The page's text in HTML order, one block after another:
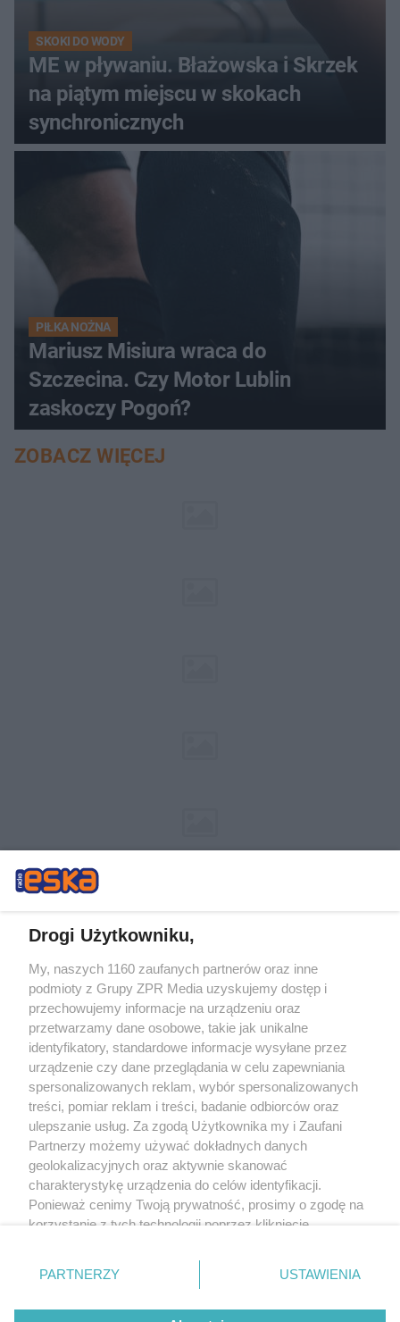
SKOKI DO WODY
ME w pływaniu. Błażowska i Skrzek
na piątym miejscu w skokach
synchronicznych
PIŁKA NOŻNA
Mariusz Misiura wraca do
Szczecina. Czy Motor Lublin
zaskoczy Pogoń?
ZOBACZ WIĘCEJ
Żaden utwór zamieszczony w serwisie nie może być powielany i
rozpowszechniany lub dalej rozpowszechniany w jakikolwiek sposób (w
tym także elektroniczny lub mechaniczny) na jakimkolwiek polu
eksploatacji w jakiejkolwiek formie, włącznie z umieszczaniem w Internecie
bez pisemnej zgody właściciela praw. Jakiekolwiek użycie lub
wykorzystanie utworów w całości lub w części z naruszeniem prawa, tzn.
bez właściwej zgody, jest zabronione pod groźbą kary i może być ścigane
prawnie.
O nas
Drogi Użytkowniku,
My, naszych 1160 zaufanych partnerów oraz inne
podmioty z Grupy ZPR Media uzyskujemy dostęp i
przechowujemy informacje na urządzeniu oraz
przetwarzamy dane osobowe, takie jak unikalne
identyfikatory, standardowe informacje wysyłane przez
urządzenie czy dane przeglądania w celu zapewniania
spersonalizowanych reklam, wybór spersonalizowanych
treści, pomiar reklam i treści, badanie odbiorców oraz
ulepszanie usług. Za zgodą Użytkownika my i Zaufani
Partnerzy możemy używać dokładnych danych
geolokalizacyjnych oraz aktywnie skanować
charakterystykę urządzenia do celów identyfikacji.
Ponieważ cenimy Twoją prywatność, prosimy o zgodę na
korzystanie z tych technologii poprzez kliknięcie
zmienić/wycofać klikając przycisk ustawień prywatności
znajdujący się w lewym dolnym rogu strony
rodzaje przetwarzania danych nie wymagają zgody
PARTNERZY USTAWIENIA